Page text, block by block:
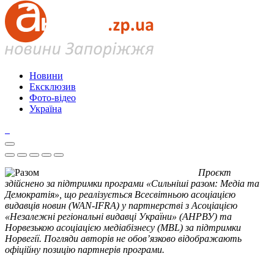
Новини
Ексклюзив
Фото-відео
Україна
Проєкт
здійснено за підтримки програми «Сильніші разом: Медіа та
Демократія», що реалізується Всесвітньою асоціацією
видавців новин (WAN-IFRA) у партнерстві з Асоціацією
«Незалежні регіональні видавці України» (АНРВУ) та
Норвезькою асоціацією медіабізнесу (MBL) за підтримки
Норвегії. Погляди авторів не обов’язково відображають
офіційну позицію партнерів програми.